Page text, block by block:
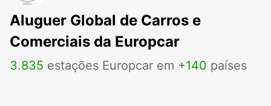
Aluguer Global de Carros e
Comerciais da Europcar
3.835 estações Europcar em +140 países